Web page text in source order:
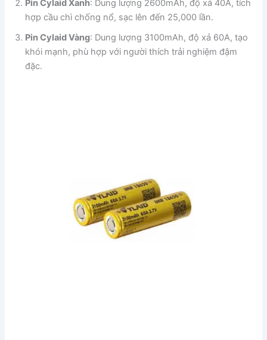
Pin Cylaid Xanh: Dung lượng 2600mAh, độ xả 40A, tích
hợp cầu chì chống nổ, sạc lên đến 25,000 lần.
Pin Cylaid Vàng: Dung lượng 3100mAh, độ xả 60A, tạo
khói mạnh, phù hợp với người thích trải nghiệm đậm
đặc.